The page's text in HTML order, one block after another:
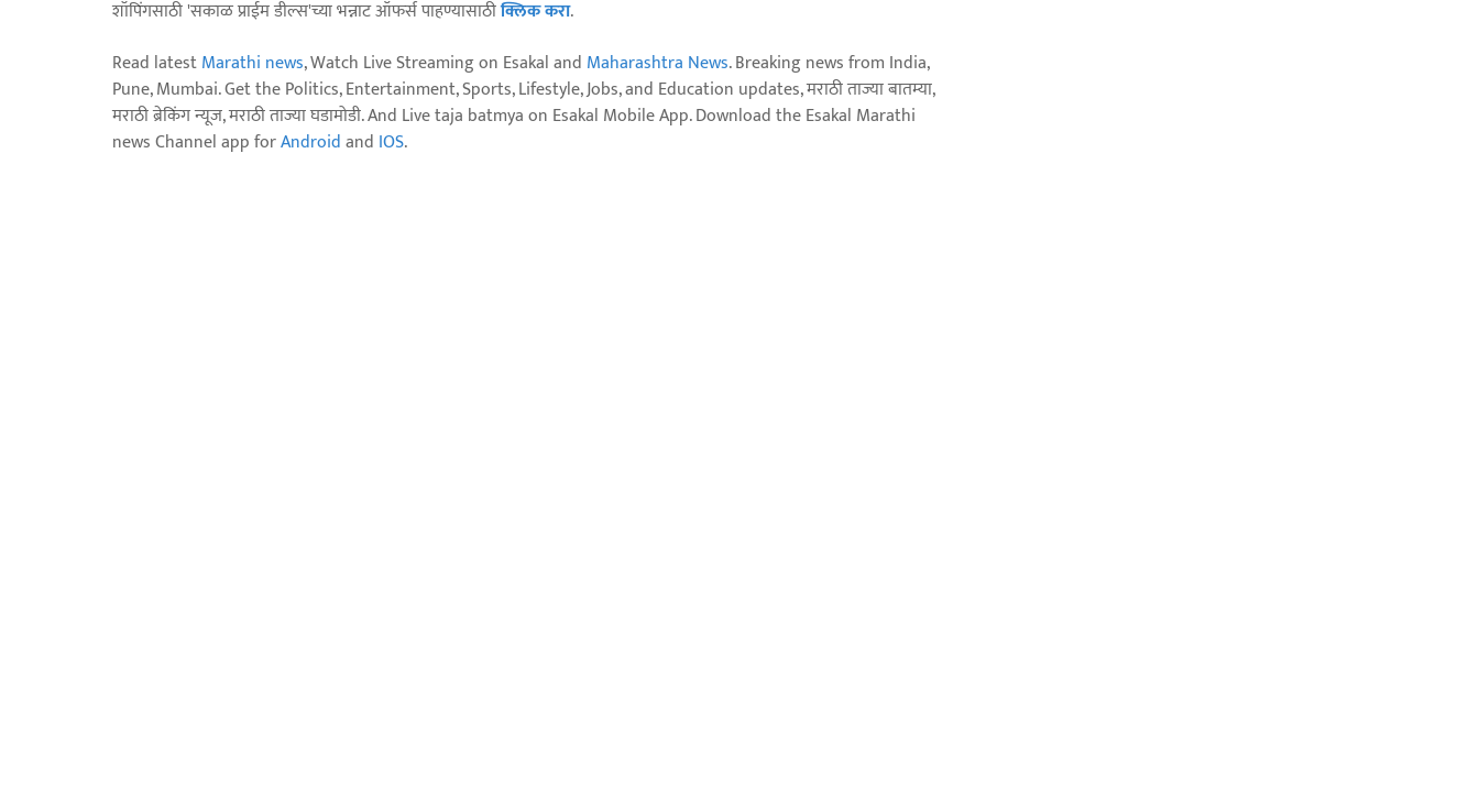
शॉपिंगसाठी 'सकाळ प्राईम डील्स'च्या भन्नाट ऑफर्स पाहण्यासाठीक्लिक करा.
Read latestMarathi news, Watch Live Streaming on Esakal and Maharashtra News. Breaking news from India,
Pune, Mumbai. Get the Politics, Entertainment, Sports, Lifestyle, Jobs, and Education updates, मराठी ताज्या बातम्या,
मराठी ब्रेकिंग न्यूज, मराठी ताज्या घडामोडी. And Live taja batmya on Esakal Mobile App. Download the Esakal Marathi
news Channel app forAndroidand IOS.